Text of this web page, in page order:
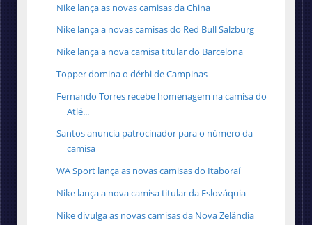
Nike lança as novas camisas da China
Nike lança a novas camisas do Red Bull Salzburg
Nike lança a nova camisa titular do Barcelona
Topper domina o dérbi de Campinas
Fernando Torres recebe homenagem na camisa do
Atlé...
Santos anuncia patrocinador para o número da
camisa
WA Sport lança as novas camisas do Itaboraí
Nike lança a nova camisa titular da Eslováquia
Nike divulga as novas camisas da Nova Zelândia